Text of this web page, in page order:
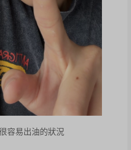
容易出油的狀況